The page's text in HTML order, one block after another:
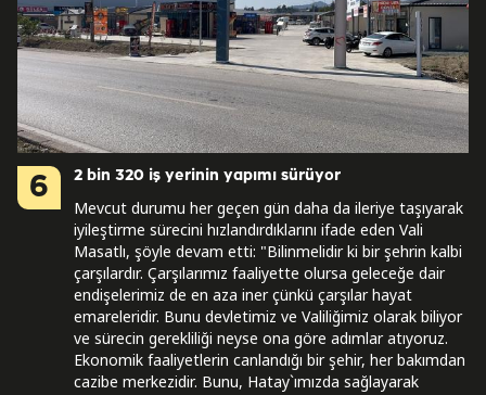
6 2 bin 320 iş yerinin yapımı sürüyor
Mevcut durumu her geçen gün daha da ileriye taşıyarak
iyileştirme sürecini hızlandırdıklarını ifade eden Vali
Masatlı, şöyle devam etti: "Bilinmelidir ki bir şehrin kalbi
çarşılardır. Çarşılarımız faaliyette olursa geleceğe dair
endişelerimiz de en aza iner çünkü çarşılar hayat
emareleridir. Bunu devletimiz ve Valiliğimiz olarak biliyor
ve sürecin gerekliliği neyse ona göre adımlar atıyoruz.
Ekonomik faaliyetlerin canlandığı bir şehir, her bakımdan
cazibe merkezidir. Bunu, Hatay`ımızda sağlayarak